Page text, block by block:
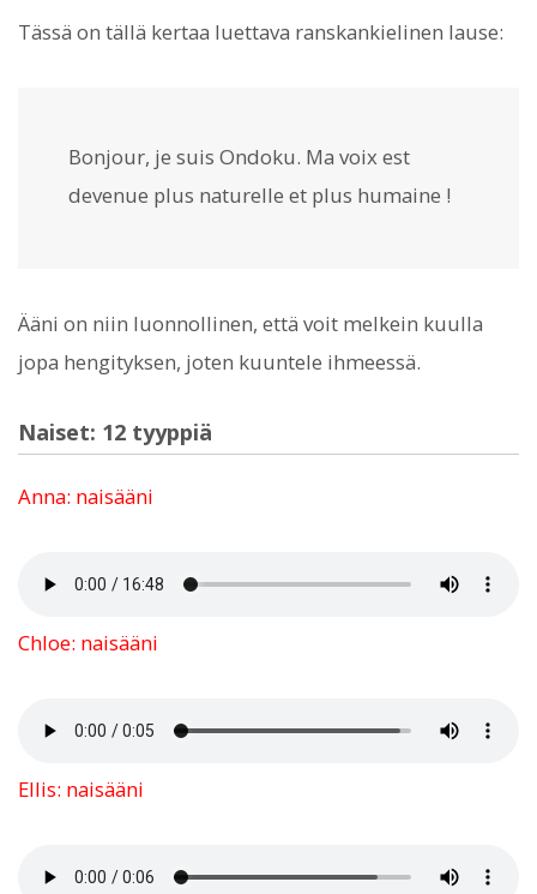
Tässä on tällä kertaa luettava ranskankielinen lause:
Bonjour, je suis Ondoku. Ma voix est
devenue plus naturelle et plus humaine !
Ääni on niin luonnollinen, että voit melkein kuulla
jopa hengityksen, joten kuuntele ihmeessä.
Naiset: 12 tyyppiä
Anna: naisääni
Chloe: naisääni
Ellis: naisääni